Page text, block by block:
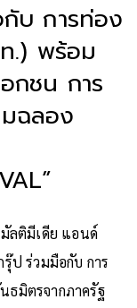
บ การท่อง
.) พร้อม
กชน การ
ฉลอง
ลติมีเดีย แอนด์
รุ๊ป ร่วมมือกับ การ
มิตรจากภาครัฐ